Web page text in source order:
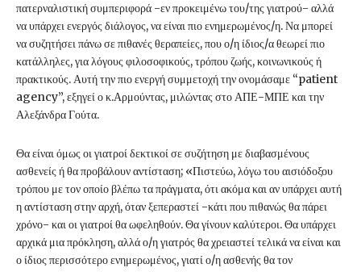
πατερναλιστική συμπεριφορά -εν προκειμένω του/της γιατρού- αλλά
να υπάρχει ενεργός διάλογος, να είναι πιο ενημερωμένος/η. Να μπορεί
να συζητήσει πάνω σε πιθανές θεραπείες, που ο/η ίδιος/α θεωρεί πιο
κατάλληλες, για λόγους φιλοσοφικούς, τρόπου ζωής, κοινωνικούς ή
πρακτικούς. Αυτή την πιο ενεργή συμμετοχή την ονομάσαμε “patient
agency”, εξηγεί ο κ.Αρμούντας, μιλώντας στο ΑΠΕ-ΜΠΕ και την
Αλεξάνδρα Γούτα.
Θα είναι όμως οι γιατροί δεκτικοί σε συζήτηση με διαβασμένους
ασθενείς ή θα προβάλουν αντίσταση; «Πιστεύω, λόγω του αισιόδοξου
τρόπου με τον οποίο βλέπω τα πράγματα, ότι ακόμα και αν υπάρχει αυτή
η αντίσταση στην αρχή, όταν ξεπεραστεί -κάτι που πιθανώς θα πάρει
χρόνο- και οι γιατροί θα ωφεληθούν. Θα γίνουν καλύτεροι. Θα υπάρχει
αρχικά μια πρόκληση, αλλά ο/η γιατρός θα χρειαστεί τελικά να είναι και
ο ίδιος περισσότερο ενημερωμένος, γιατί ο/η ασθενής θα τον